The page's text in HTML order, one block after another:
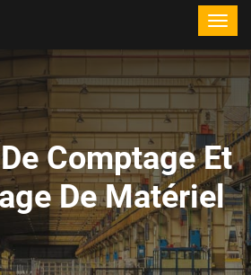
Comptage Et
De Matériel